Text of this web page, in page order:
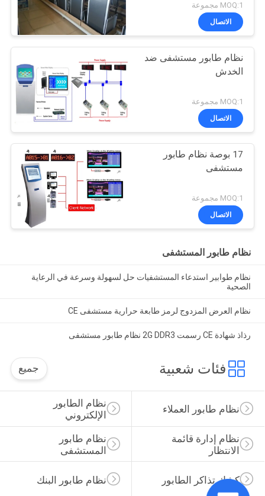
MOQ:1 مجموعة
الاتصال
نظام طابور مستشفى ضد
الخدش
MOQ:1 مجموعة
الاتصال
17 بوصة نظام طابور
مستشفى
MOQ:1 مجموعة
الاتصال
نظام طابور المستشفى
نظام طوابير استدعاء المستشفيات حل لسهولة وسرعة في الرعاية
الصحية
نظام العرض المزدوج لرمز طابعة حرارية مستشفى CE
رذاذ شهادة CE رسمت 2G DDR3 نظام طابور مستشفى
فئات شعبية جميع
نظام الطابور
الإلكتروني
نظام طابور العملاء
نظام طابور
المستشفى
نظام إدارة قائمة
الانتظار
نظام طابور البنك كشك تذاكر الطابور